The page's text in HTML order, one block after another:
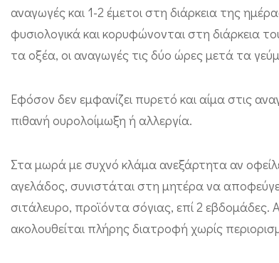
ο
φ
ε
λ
ε
α
ι
κ
α
αναγωγές και 1-2 έμετοι στη διάρκεια της
φυσιολογικά και κορυφώνονται στη διάρκεια
τα οξέα, οι αναγωγές τις δύο ώρες μετά τα
Εφόσον δεν εμφανίζει πυρετό και αίμα στις
πιθανή ουρολοίμωξη ή αλλεργία.
Στα μωρά με συχνό κλάμα ανεξάρτητα αν
αγελάδος, συνιστάται στη μητέρα να
σιτάλευρο, προϊόντα σόγιας, επί 2 εβδομάδες.
ακολουθείται πλήρης διατροφή χωρίς